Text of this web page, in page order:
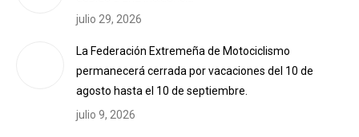
julio 29, 2026
La Federación Extremeña de Motociclismo
permanecerá cerrada por vacaciones del 10 de
agosto hasta el 10 de septiembre.
julio 9, 2026